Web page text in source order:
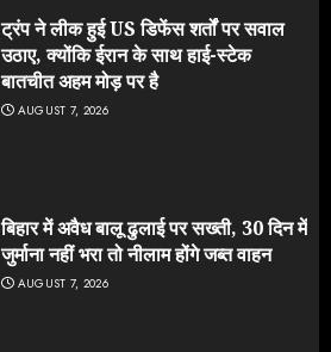
ट्रंप ने लीक हुई US डिफेंस शर्तों पर सवाल
उठाए, क्योंकि ईरान के साथ हाई-स्टेक
बातचीत अहम मोड़ पर है
AUGUST 7, 2026
बिहार में अवैध बालू ढुलाई पर सख्ती, 30 दिन में
जुर्माना नहीं भरा तो नीलाम होंगे जब्त वाहन
AUGUST 7, 2026